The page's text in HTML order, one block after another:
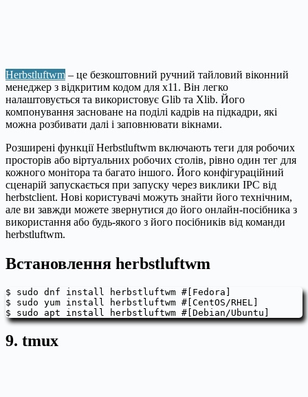
Herbstluftwm – це безкоштовний ручний тайловий віконний
менеджер з відкритим кодом для x11. Він легко
налаштовується та використовує Glib та Xlib. Його
компонування засноване на поділі кадрів на підкадри, які
можна розбивати далі і заповнювати вікнами.
Розширені функції Herbstluftwm включають теги для робочих
просторів або віртуальних робочих столів, рівно один тег для
кожного монітора та багато іншого. Його конфігураційний
сценарій запускається при запуску через виклики IPC від
herbstclient. Нові користувачі можуть знайти його технічним,
але ви завжди можете звернутися до його онлайн-посібника з
використання або будь-якого з його посібників від команди
herbstluftwm.
Встановлення herbstluftwm
$ sudo dnf install herbstluftwm #[Fedora]
$ sudo yum install herbstluftwm #[CentOS/RHEL]
$ sudo apt install herbstluftwm #[Debian/Ubuntu]
9. tmux